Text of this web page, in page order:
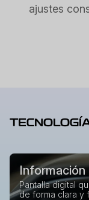
ajustes
Información
Pantalla digital
de forma clara y